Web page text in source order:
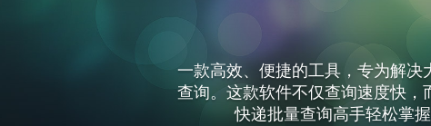
一款高效、便捷的工具，专为解
查询。这款软件不仅查询速度快
快递批量查询高手轻松掌